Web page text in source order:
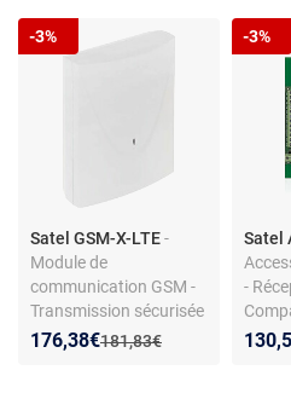
Satel GSM-X-LTE-
Module de
communication GSM -
Transmission sécurisée
- Compatible Satel -
Ancien prix :
181,83€
Nouveau prix :
176,38€
Réduction de :
-3%
Satel
-
-3%